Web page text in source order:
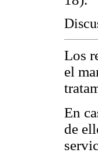
Los
el
En
de